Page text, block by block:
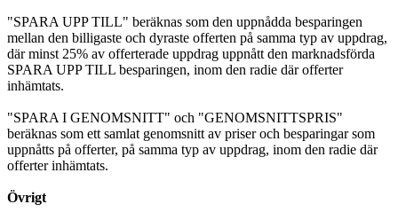
"SPARA UPP TILL" beräknas som den uppnådda besparingen
mellan den billigaste och dyraste offerten på samma typ av uppdrag,
där minst 25% av offerterade uppdrag uppnått den marknadsförda
SPARA UPP TILL besparingen, inom den radie där offerter
inhämtats.
"SPARA I GENOMSNITT" och "GENOMSNITTSPRIS"
beräknas som ett samlat genomsnitt av priser och besparingar som
uppnåtts på offerter, på samma typ av uppdrag, inom den radie där
offerter inhämtats.
Övrigt